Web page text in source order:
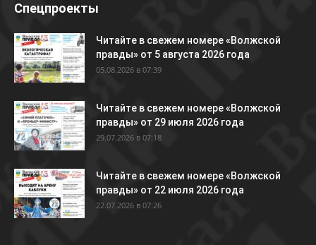
Спецпроекты
Читайте в свежем номере «Волжской
правды» от 5 августа 2026 года
05.08.2026 в 07:39
Читайте в свежем номере «Волжской
правды» от 29 июля 2026 года
29.07.2026 в 07:18
Читайте в свежем номере «Волжской
правды» от 22 июля 2026 года
22.07.2026 в 07:26